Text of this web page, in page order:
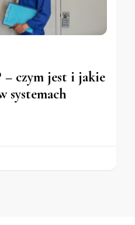
czym jest i jakie
systemach